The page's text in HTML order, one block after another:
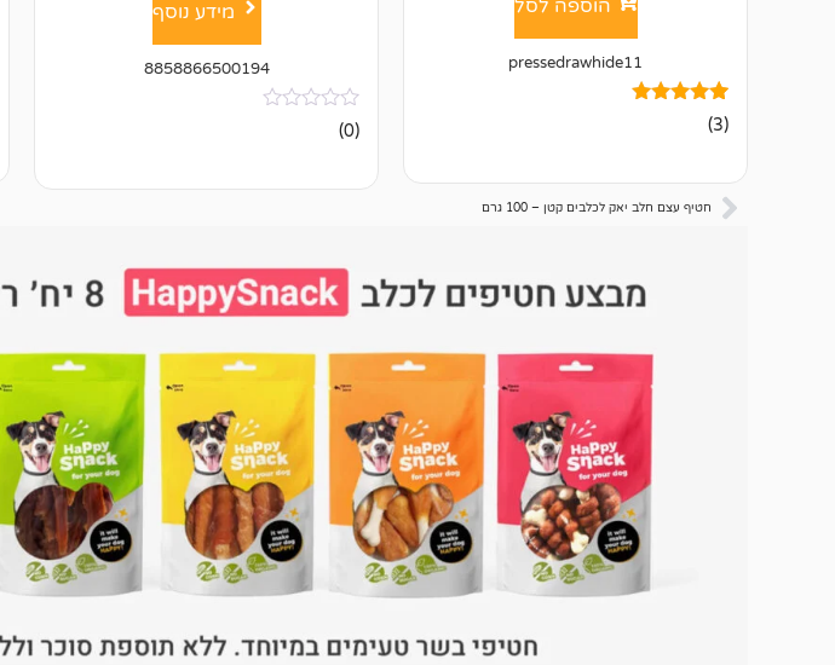
הוספה לסל
pressedrawhide11
מדורגים
5.00
3
לקוחות
(3)
מידע נוסף
8858866500194
אין
ביקורות
(0)
חטיף עצם חלב יאק לכלבים קטן – 100 גרם